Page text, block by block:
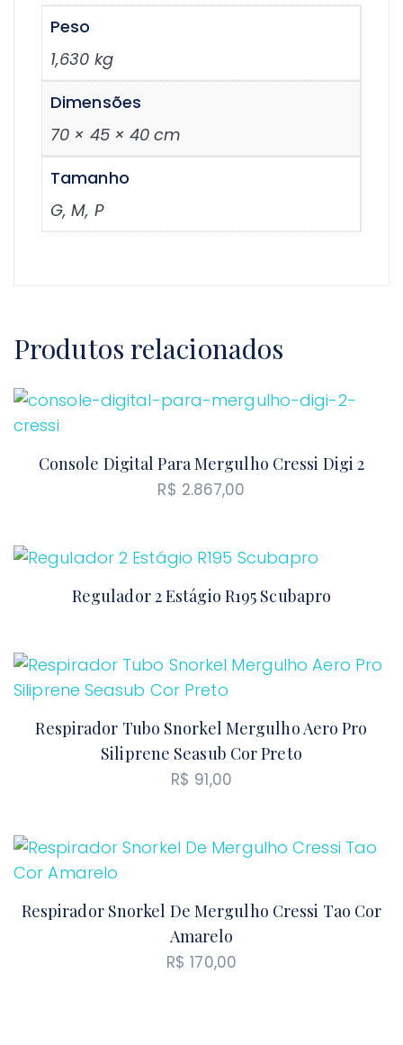
Peso
1,630 kg
Dimensões
70 × 45 × 40 cm
Tamanho
G, M, P
Produtos relacionados
Console Digital Para Mergulho Cressi Digi 2
R$ 2.867,00
Regulador 2 Estágio R195 Scubapro
Respirador Tubo Snorkel Mergulho Aero Pro
Siliprene Seasub Cor Preto
R$ 91,00
Respirador Snorkel De Mergulho Cressi Tao Cor
Amarelo
R$ 170,00